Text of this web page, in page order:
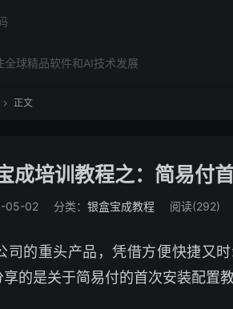
全球精品软件和AI技术发展
 正文
成培训教程之：简易付
05-02 分类： 银盒宝成教程 阅读(292)
司的重头产品，凭借方便快捷又
的是关于简易付的首次安装配置教